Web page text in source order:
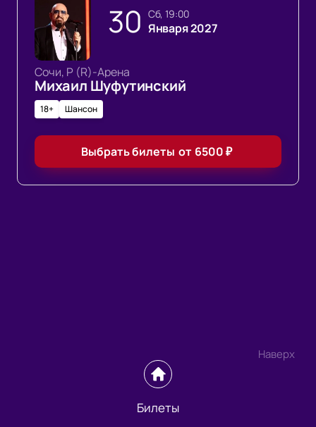
30 сб, 19:00
Января 2027
Сочи, Р (R)-Арена
Михаил Шуфутинский
18+ Шансон
Выбрать билеты от 6500₽
Наверх
Билеты